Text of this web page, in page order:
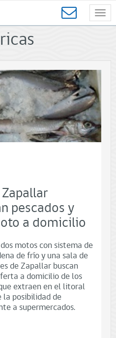
Zapallar
pescados y
a domicilio
motos con sistema de
de frío y una sala de
de Zapallar buscan
a domicilio de los
extraen en el litoral
la posibilidad de
a supermercados.